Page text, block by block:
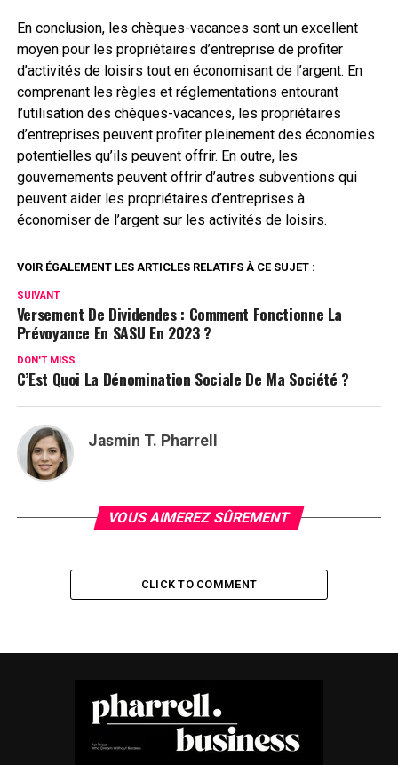
En conclusion, les chèques-vacances sont un excellent
moyen pour les propriétaires d’entreprise de profiter
d’activités de loisirs tout en économisant de l’argent. En
comprenant les règles et réglementations entourant
l’utilisation des chèques-vacances, les propriétaires
d’entreprises peuvent profiter pleinement des économies
potentielles qu’ils peuvent offrir. En outre, les
gouvernements peuvent offrir d’autres subventions qui
peuvent aider les propriétaires d’entreprises à
économiser de l’argent sur les activités de loisirs.
VOIR ÉGALEMENT LES ARTICLES RELATIFS À CE SUJET :
SUIVANT
Versement De Dividendes : Comment Fonctionne La
Prévoyance En SASU En 2023 ?
DON'T MISS
C’Est Quoi La Dénomination Sociale De Ma Société ?
Jasmin T. Pharrell
VOUS AIMEREZ SÛREMENT
CLICK TO COMMENT